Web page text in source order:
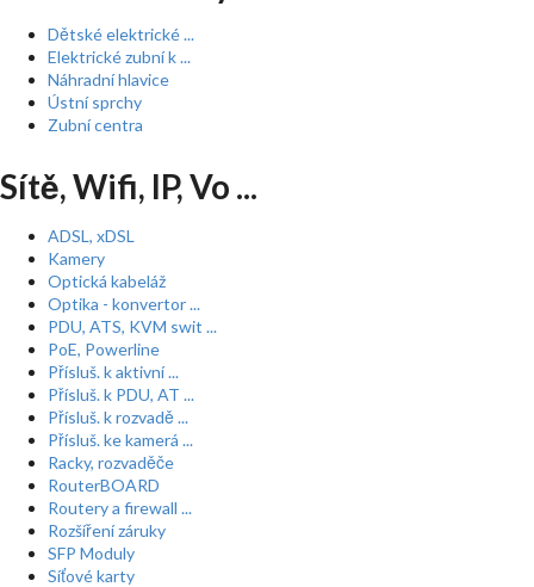
Dětské elektrické ...
Elektrické zubní k ...
Náhradní hlavice
Ústní sprchy
Zubní centra
Sítě, Wifi, IP, Vo ...
ADSL, xDSL
Kamery
Optická kabeláž
Optika - konvertor ...
PDU, ATS, KVM swit ...
PoE, Powerline
Přísluš. k aktivní ...
Přísluš. k PDU, AT ...
Přísluš. k rozvadě ...
Přísluš. ke kamerá ...
Racky, rozvaděče
RouterBOARD
Routery a firewall ...
Rozšíření záruky
SFP Moduly
Síťové karty